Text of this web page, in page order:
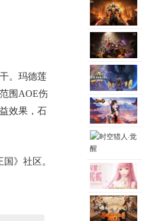
。玛德莲
围AOE伤
效果，石
》社区。